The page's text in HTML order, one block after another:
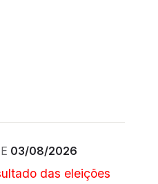
03/08/2026
das eleições